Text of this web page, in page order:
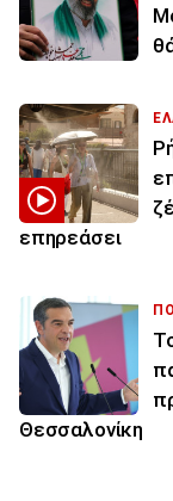
επηρεάσει
Θεσσαλονίκη